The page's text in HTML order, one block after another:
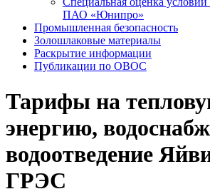
ПАО «Юнипро»
Промышленная безопасность
Золошлаковые материалы
Раскрытие информации
Публикации по OBOC
Тарифы на
энергию,
водоотведение
ГРЭС